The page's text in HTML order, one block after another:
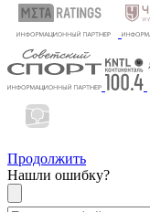
Продолжить
Нашли ошибку?